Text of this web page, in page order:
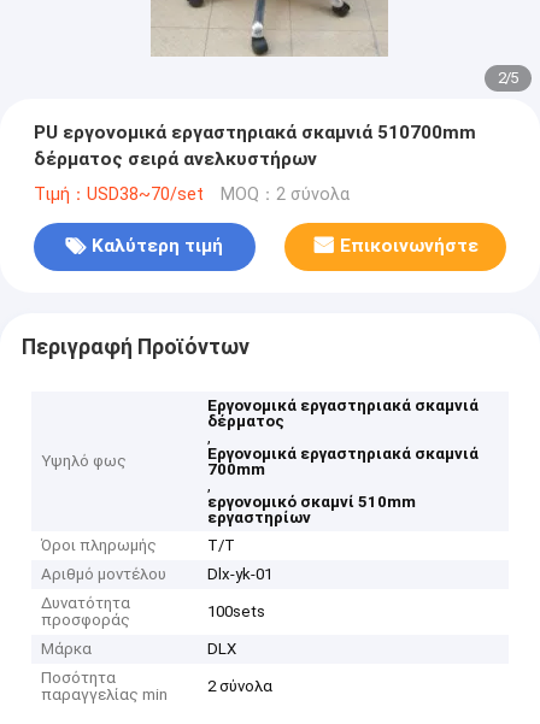
2/5
PU εργονομικά εργαστηριακά σκαμνιά 510700mm
δέρματος σειρά ανελκυστήρων
Τιμή：USD38~70/set MOQ：2 σύνολα
Καλύτερη τιμή Επικοινωνήστε
Περιγραφή Προϊόντων
Υψηλό φως
Εργονομικά εργαστηριακά σκαμνιά
δέρματος
,
Εργονομικά εργαστηριακά σκαμνιά
700mm
,
εργονομικό σκαμνί 510mm
εργαστηρίων
Όροι πληρωμής
T/T
Αριθμό μοντέλου
Dlx-yk-01
Δυνατότητα
προσφοράς
100sets
Μάρκα
DLX
Ποσότητα
παραγγελίας min
2 σύνολα